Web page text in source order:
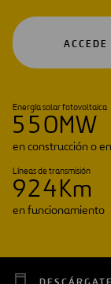
Energía solar fotovoltaica
550MW
en construcción o
Líneas de transmisión
924Km
en funcionamiento